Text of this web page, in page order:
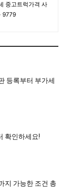
중고트럭가격 사
9779
등록부터 부가세
확인하세요!
지 가능한 조건 총